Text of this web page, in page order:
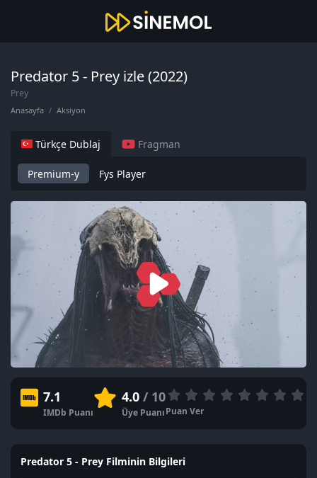
Predator 5 - Prey izle (2022)
Prey
Anasayfa Aksiyon
Türkçe Dublaj Fragman
Premium-y Fys Player
7.1
IMDb Puanı
4.0/ 10
Üye PuanıPuan Ver
Predator 5 - Prey Filminin Bilgileri